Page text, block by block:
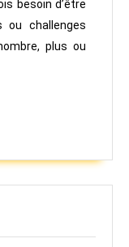
besoin d’être
ou challenges
plus ou